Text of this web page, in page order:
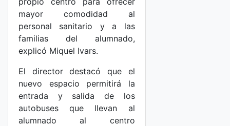
mayor comodidad al
personal sanitario y a las
familias del alumnado,
explicó Miquel Ivars.
El director destacó que el
nuevo espacio permitirá la
entrada y salida de los
autobuses que llevan al
alumnado al centro